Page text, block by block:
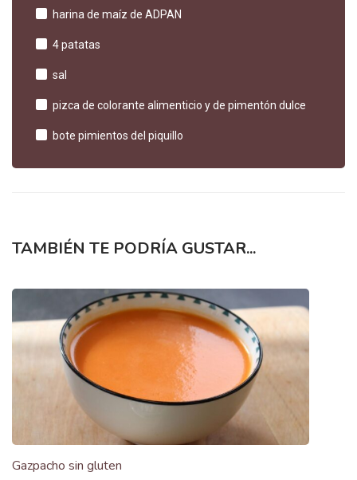
harina de maíz de ADPAN
4 patatas
sal
pizca de colorante alimenticio y de pimentón dulce
bote pimientos del piquillo
TAMBIÉN TE PODRÍA GUSTAR...
Gazpacho sin gluten